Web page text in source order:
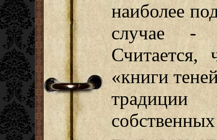
наиболее
случае -
Считается,
«книги
традиции